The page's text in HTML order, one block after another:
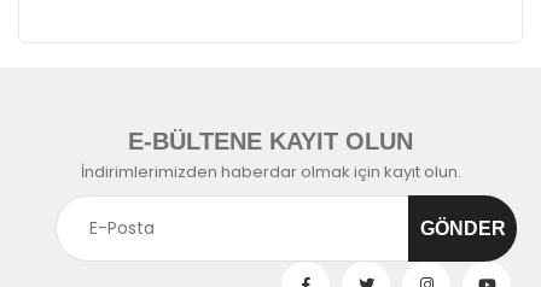
E-BÜLTENE KAYIT OLUN
İndirimlerimizden haberdar olmak için kayıt olun.